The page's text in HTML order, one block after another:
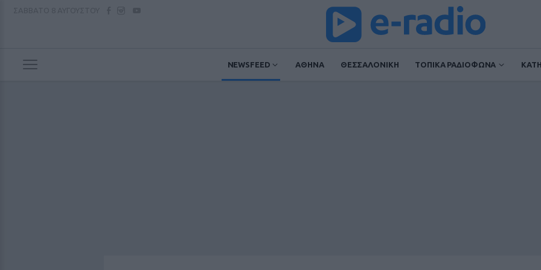
NEWSFEED ΑΘΗΝΑ ΘΕΣΣΑΛΟΝΙΚΗ ΤΟΠΙΚΑ ΡΑΔΙΟΦΩΝΑ